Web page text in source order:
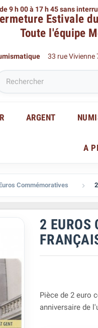
9 h 00 à 17 h 45 sans
Estivale
Toute l'équipe
33 rue Vivienne
ARGENT
A
Commémoratives 
2 EUROS
Pièce de 2 euro
anniversaire de